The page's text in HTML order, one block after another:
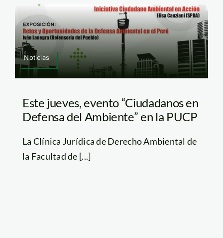
Noticias
Este jueves, evento “Ciudadanos en
Defensa del Ambiente” en la PUCP
La Clínica Jurídica de Derecho Ambiental de
la Facultad de [...]